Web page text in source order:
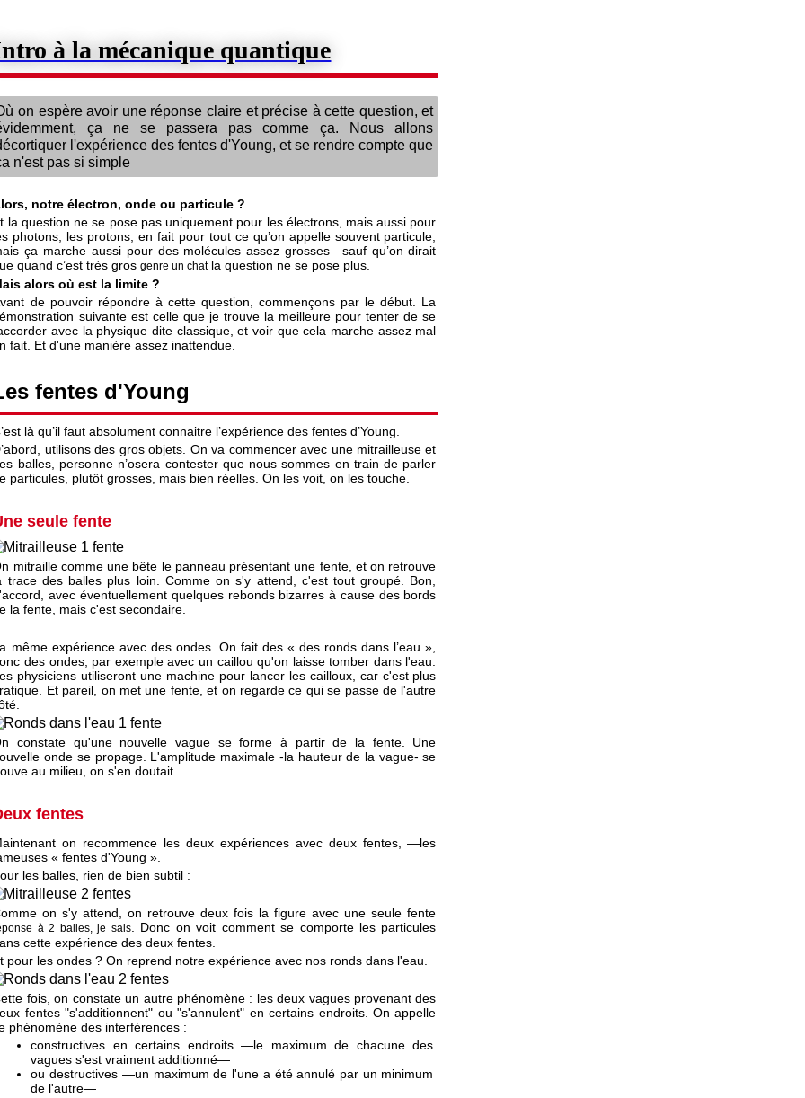
à la mécanique quantique
on espère avoir une réponse claire et précise à cette question, et
ça ne se passera pas comme ça. Nous allons
l'expérience des fentes d'Young, et se rendre compte que
n'est pas si simple
notre électron, onde ou particule ?
la question ne se pose pas uniquement pour les électrons, mais aussi pour
photons, les protons, en fait pour tout ce qu’on appelle souvent particule,
ça marche aussi pour des molécules assez grosses –sauf qu’on dirait
quand c’est très grosgenre un chatla question ne se pose plus.
alors où est la limite ?
de pouvoir répondre à cette question, commençons par le début. La
suivante est celle que je trouve la meilleure pour tenter de se
avec la physique dite classique, et voir que cela marche assez mal
fait. Et d'une manière assez inattendue.
fentes d'Young
là qu’il faut absolument connaitre l’expérience des fentes d’Young.
utilisons des gros objets. On va commencer avec une mitrailleuse et
balles, personne n’osera contester que nous sommes en train de parler
particules, plutôt grosses, mais bien réelles. On les voit, on les touche.
seule fente
mitraille comme une bête le panneau présentant une fente, et on retrouve
trace des balles plus loin. Comme on s'y attend, c'est tout groupé. Bon,
avec éventuellement quelques rebonds bizarres à cause des bords
la fente, mais c'est secondaire.
même expérience avec des ondes. On fait des « des ronds dans l’eau »,
des ondes, par exemple avec un caillou qu'on laisse tomber dans l'eau.
physiciens utiliseront une machine pour lancer les cailloux, car c'est plus
Et pareil, on met une fente, et on regarde ce qui se passe de l'autre
constate qu'une nouvelle vague se forme à partir de la fente. Une
onde se propage. L'amplitude maximale -la hauteur de la vague- se
au milieu, on s'en doutait.
fentes
on recommence les deux expériences avec deux fentes, —les
« fentes d'Young ».
les balles, rien de bien subtil :
on s'y attend, on retrouve deux fois la figure avec une seule fente
à 2 balles, je sais. Donc on voit comment se comporte les particules
cette expérience des deux fentes.
pour les ondes ? On reprend notre expérience avec nos ronds dans l'eau.
fois, on constate un autre phénomène : les deux vagues provenant des
fentes "s'additionnent" ou "s'annulent" en certains endroits. On appelle
phénomène des interférences :
constructives en certains endroits —le maximum de chacune des
vagues s'est vraiment additionné—
ou destructives —un maximum de l'une a été annulé par un minimum
de l'autre—